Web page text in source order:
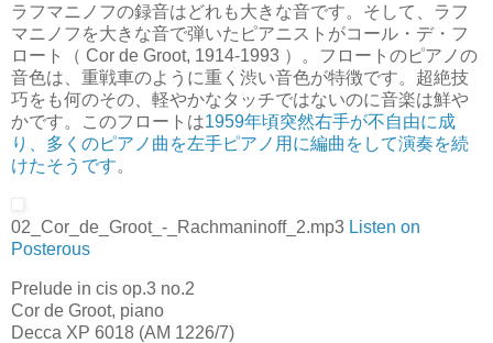
ラフマニノフの録音はどれも大きな音です。そして、ラフ
マニノフを大きな音で弾いたピアニストがコール・デ・フ
ロート（ Cor de Groot, 1914-1993 ）。フロートのピアノの
音色は、重戦車のように重く渋い音色が特徴です。超絶技
巧をも何のその、軽やかなタッチではないのに音楽は鮮や
かです。このフロートは1959年頃突然右手が不自由に成
り、多くのピアノ曲を左手ピアノ用に編曲をして演奏を続
けたそうです。
02_Cor_de_Groot_-_Rachmaninoff_2.mp3 Listen on
Posterous
Prelude in cis op.3 no.2
Cor de Groot, piano
Decca XP 6018 (AM 1226/7)